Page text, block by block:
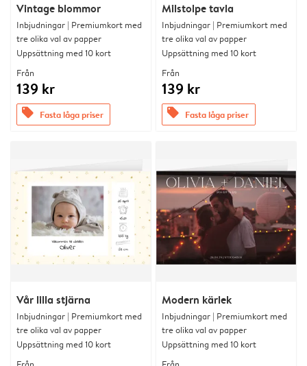
Vintage blommor
Inbjudningar | Premiumkort med
tre olika val av papper
Uppsättning med 10 kort
Från
139 kr
offers Fasta låga priser
Milstolpe tavla
Inbjudningar | Premiumkort med
tre olika val av papper
Uppsättning med 10 kort
Från
139 kr
offers Fasta låga priser
Vår lilla stjärna
Inbjudningar | Premiumkort med
tre olika val av papper
Uppsättning med 10 kort
Modern kärlek
Inbjudningar | Premiumkort med
tre olika val av papper
Uppsättning med 10 kort